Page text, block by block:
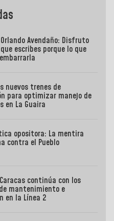
Avendaño: Disfruto
escribes porque lo que
nuevos trenes de
para optimizar manejo de
en La Guaira
opositora: La mentira
contra el Pueblo
continúa con los
mantenimiento e
en la Línea 2